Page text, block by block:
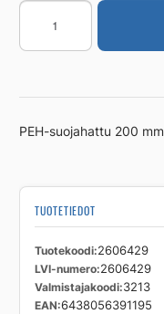
SALAOJAKAIVON
KANSI
200mm
PEH-suojahattu 200 mm
TUOTETIEDOT
Tuotekoodi 2606429
LVI-numero 2606429
Valmistajakoodi 3213
EAN 6438056391195